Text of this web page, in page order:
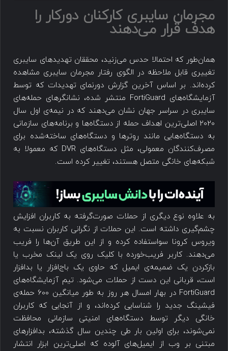
مجرمان سایبری کارکنان دورکار را
هدف قرار می‌دهند
همان‌طور که احتمالا حدس می‌زنید، محققان تهدیدهای سایبری
تغییری قابل ملاحظه در الگوی رفتار مجرمان سایبری مشاهده
کرده‌اند. بر اساس آخرین گزارش دورنمای تهدیدات که توسط
آزمایشگاه‌های FortiGuard منتشر شده، نشانگرهای حمله‌های
سایبری در سراسر جهان نشان می‌دهند که در نیمه‌ی اول سال
2020 اصلی‌ترین اهداف حمله از دستگاه‌ها و برنامه‌های سازمانی
به دستگاه‌هایی مانند روترها و دستگاه‌های ساخته‌شده برای
مصرف‌کنندگان معمولی، مثل دستگاه‌های DVR که معمولا به
شبکه‌های خانگی متصل هستند، تغییر کرده است.
به علاوه نوع دیگری از حملات صورت‌گرفته به کاربران افزایش
چشم‌گیری داشته است. این حملات از نگرانی کاربران نسبت به
ویروس کرونا سواستفاده کرده و از این طریق آن‌ها را فریب
می‌دهند. کاربر فریب‌خورده با کلیک روی یک لینک مخرب یا
بازکردن یک ضمیمه‌ی ایمیل که حاوی یک باج‌افزار یا بدافزار
است، قربانی این دست از حملات می‌شود. تیم آزمایشگاه‌های
FortiGuard در بهار امسال هر روز به طور میانگین 600 حمله‌ی
فیشینگ جدید را شناسایی کرده‌اند، و از آنجایی که کاربران
خانگی دیگر توسط دستگاه‌های امنیتی سازمانی محافظت
نمی‌شوند، برای اولین بار طی چندین سال گذشته، بدافزارهای
مبتنی بر وب از ایمیل‌های آلوده که اصلی‌ترین ابزار انتشار